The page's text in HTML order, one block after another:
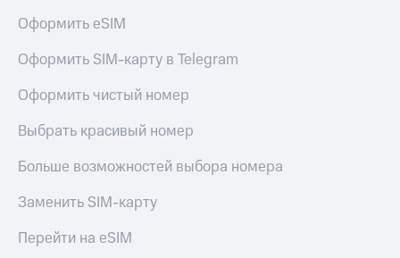
Реквизиты
развитие
На главную
Оформить eSIM
Оформить SIM-карту в Telegram
Оформить чистый номер
Выбрать красивый номер
Больше возможностей выбора номера
Заменить SIM-карту
Перейти на eSIM